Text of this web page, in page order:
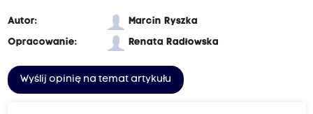
Autor:
Marcin Ryszka
Opracowanie:
Renata Radłowska
Wyślij opinię na temat artykułu